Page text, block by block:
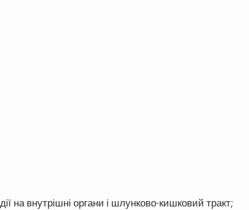
на внутрішні органи і шлунково-кишковий тракт;